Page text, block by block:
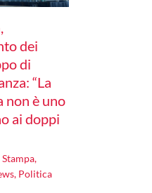
dei
di
“La
non è uno
ai doppi
,
, Politica